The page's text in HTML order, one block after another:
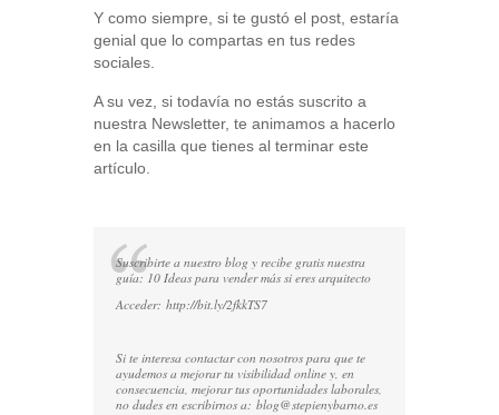
Y como siempre, si te gustó el post, estaría
genial que lo compartas en tus redes
sociales.
A su vez, si todavía no estás suscrito a
nuestra Newsletter, te animamos a hacerlo
en la casilla que tienes al terminar este
artículo.
Suscribirte a nuestro blog y recibe gratis nuestra
guía: 10 Ideas para vender más si eres arquitecto
Acceder: http://bit.ly/2fkkTS7
Si te interesa contactar con nosotros para que te
ayudemos a mejorar tu visibilidad online y, en
consecuencia, mejorar tus oportunidades laborales,
no dudes en escribirnos a: blog@stepienybarno.es